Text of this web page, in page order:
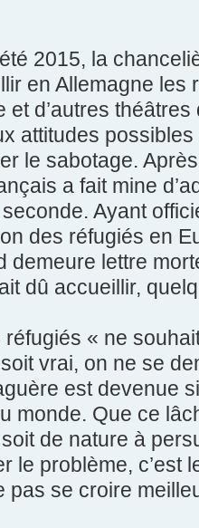
2015, la
en Allemagne les
et d’autres
attitudes
le sabotage.
a fait mine
Ayant
des réfugiés en
demeure lettre
dû accueillir,
« ne
vrai, on ne se
est devenue
monde. Que ce
de nature à
le problème, c’est
pas se croire